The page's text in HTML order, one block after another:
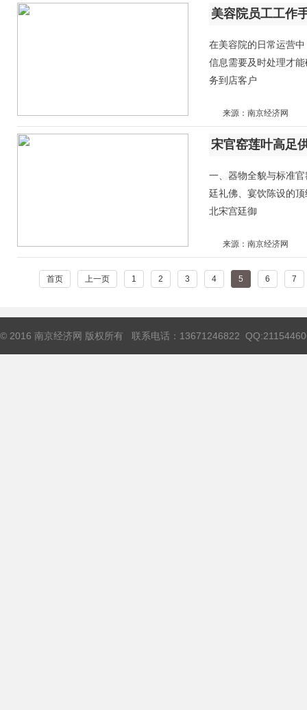
美容院员工工作
在美容院的日常运营
信息需要及时处理才
务到店客户
来源：南京经济网
一、器物全貌与标准
廷礼佛、宴饮陈设的
北宋宫廷御
来源：南京经济网
首页 上一页 1 2 3 4 5 6 7
© 2016 南京经济网 版权所有 联系电话：13671246822